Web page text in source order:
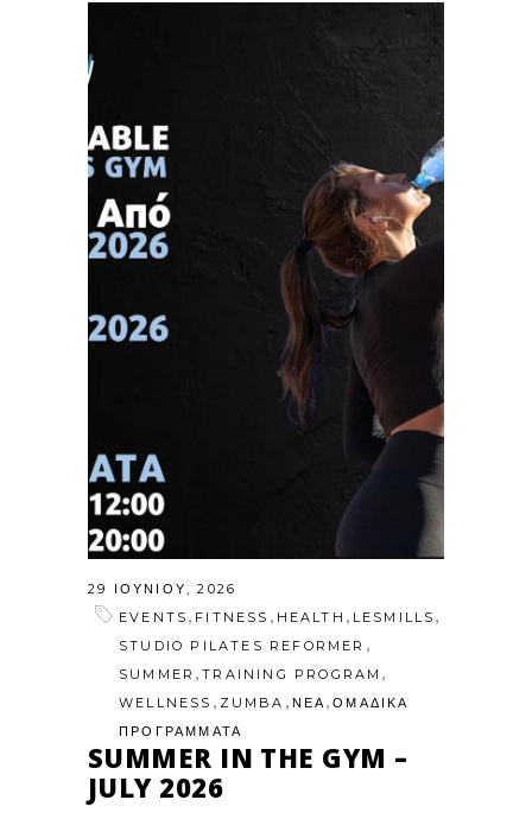
29 ΙΟΥΝΊΟΥ, 2026
EVENTS , FITNESS , HEALTH , LESMILLS ,
STUDIO PILATES REFORMER ,
SUMMER ,TRAINING PROGRAM ,
WELLNESS , ZUMBA , ΝΕΑ,ΟΜΑΔΙΚΑ
ΠΡΟΓΡΑΜΜΑΤΑ
SUMMER IN THE GYM –
JULY 2026